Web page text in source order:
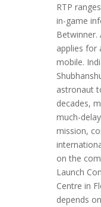
RTP
in-game
Betwinner.
applies for
mobile.
astronaut
decades,
much-
mission,
on the
Launch
Centre in
depends